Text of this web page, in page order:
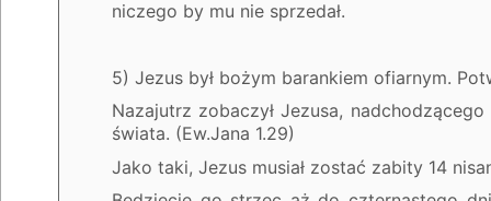
niczego by mu nie sprzedał.
5) Jezus był bożym barankiem ofiarnym.
Nazajutrz zobaczył Jezusa,
świata. (Ew.Jana 1.29)
Jako taki, Jezus musiał zostać zabity 14